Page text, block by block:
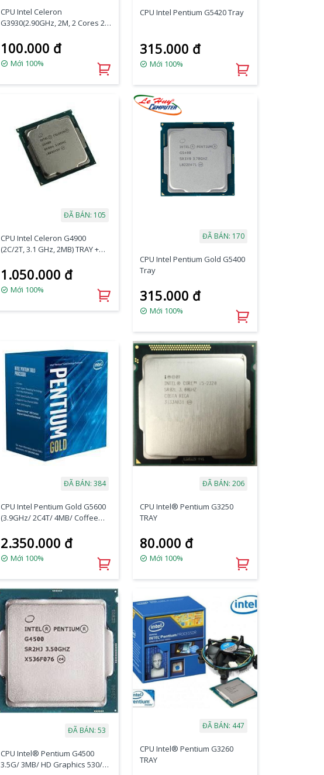
CPU Intel Celeron
G3930(2.90GHz, 2M, 2 Cores 2
100.000 đ
Mới 100%
CPU Intel Pentium G5420 Tray
315.000 đ
Mới 100%
ĐÃ BÁN: 105
CPU Intel Celeron G4900
(2C/2T, 3.1 GHz, 2MB) TRAY +
1.050.000 đ
Mới 100%
ĐÃ BÁN: 170
CPU Intel Pentium Gold G5400
Tray
315.000 đ
Mới 100%
ĐÃ BÁN: 384
CPU Intel Pentium Gold G5600
(3.9GHz/ 2C4T/ 4MB/ Coffee
2.350.000 đ
Mới 100%
ĐÃ BÁN: 206
CPU Intel® Pentium G3250
TRAY
80.000 đ
Mới 100%
ĐÃ BÁN: 53
CPU Intel® Pentium G4500
3.5G/ 3MB/ HD Graphics 530/
ĐÃ BÁN: 447
CPU Intel® Pentium G3260
TRAY